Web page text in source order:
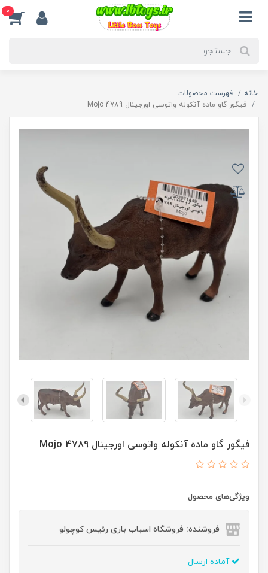
0
خانه
فهرست محصولات
فیگور گاو ماده آنکوله واتوسی اورجینال 4789 Mojo
فیگور گاو ماده آنکوله واتوسی اورجینال 4789 Mojo
ویژگی‌های محصول
فروشنده: فروشگاه اسباب بازی رئیس کوچولو
آماده ارسال